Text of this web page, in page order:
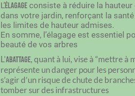
L’élagage consiste à réduire la
dans votre jardin, renforçant la
les limites de hauteur admises.
En somme, l’élagage est essentiel
beauté de vos arbres
L’abattage, quant à lui, vise à “mettre à
représente un danger pour les
s’agir d’un risque de chute de
tomber sur des infrastructures